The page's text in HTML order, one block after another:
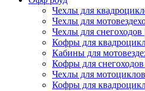
Чехлы для
Чехлы для
Чехлы для снегоходов
Кофры для
Кабины для
Кофры для снегоходов
Чехлы для мотоциклов
Кофры для